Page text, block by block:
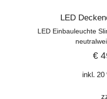
LED
LED Einbauleuchte
€
inkl. 20